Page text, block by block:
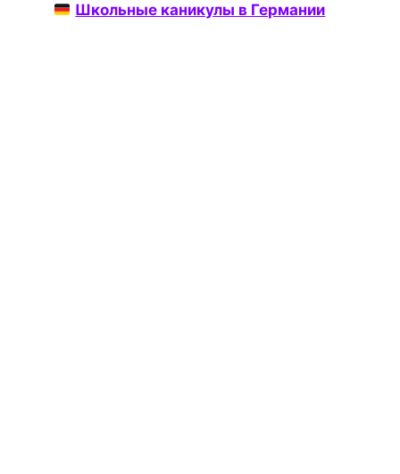
Школьные каникулы в Германии